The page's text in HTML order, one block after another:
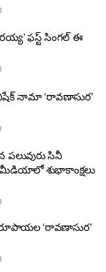
ఫస్ట్ సింగల్ ఈ
నామా ‘రావణాసుర’
పలువురు సినీ
మీడియాలో శుభాకాంక్షలు
‘రావణాసుర’